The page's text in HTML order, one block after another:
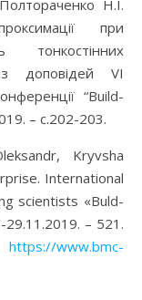
Н.І.
при
тонкостінних
доповідей VІ
“Build-
– с.202-203.
Kryvsha
International
scientists «Buld-
29.11.2019. – 521.
https://www.bmc-